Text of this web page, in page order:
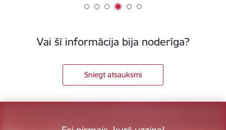
Vai šī informācija bija noderīga?
Sniegt atsauksmi